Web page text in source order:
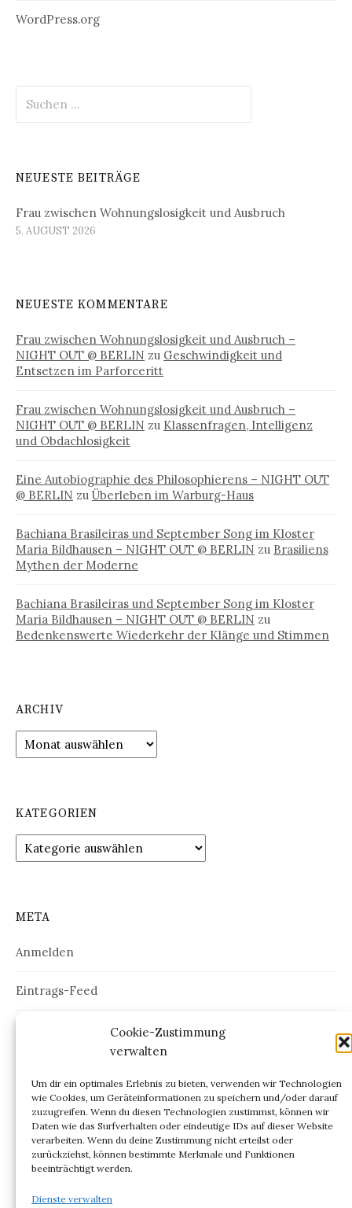
Cookie-Zustimmung
verwalten
Um dir ein optimales Erlebnis zu bieten, verwenden wir Technologien
wie Cookies, um Geräteinformationen zu speichern und/oder darauf
zuzugreifen. Wenn du diesen Technologien zustimmst, können wir
Daten wie das Surfverhalten oder eindeutige IDs auf dieser Website
verarbeiten. Wenn du deine Zustimmung nicht erteilst oder
zurückziehst, können bestimmte Merkmale und Funktionen
beeinträchtigt werden.
Dienste verwalten
WordPress.org
nach:
NEUESTE BEITRÄGE
Frau zwischen Wohnungslosigkeit und Ausbruch
5. AUGUST 2026
NEUESTE KOMMENTARE
Frau zwischen Wohnungslosigkeit und Ausbruch –
NIGHT OUT @ BERLIN zu Geschwindigkeit und
Entsetzen im Parforceritt
Frau zwischen Wohnungslosigkeit und Ausbruch –
NIGHT OUT @ BERLIN zu Klassenfragen, Intelligenz
und Obdachlosigkeit
Eine Autobiographie des Philosophierens – NIGHT OUT
@ BERLIN zu Überleben im Warburg-Haus
Bachiana Brasileiras und September Song im Kloster
Maria Bildhausen – NIGHT OUT @ BERLIN zu Brasiliens
Mythen der Moderne
Bachiana Brasileiras und September Song im Kloster
Maria Bildhausen – NIGHT OUT @ BERLIN zu
Bedenkenswerte Wiederkehr der Klänge und Stimmen
ARCHIV
Archiv
KATEGORIEN
Kategorien
META
Anmelden
Eintrags-Feed
Kommentar-Feed
ARCHIV
Archiv